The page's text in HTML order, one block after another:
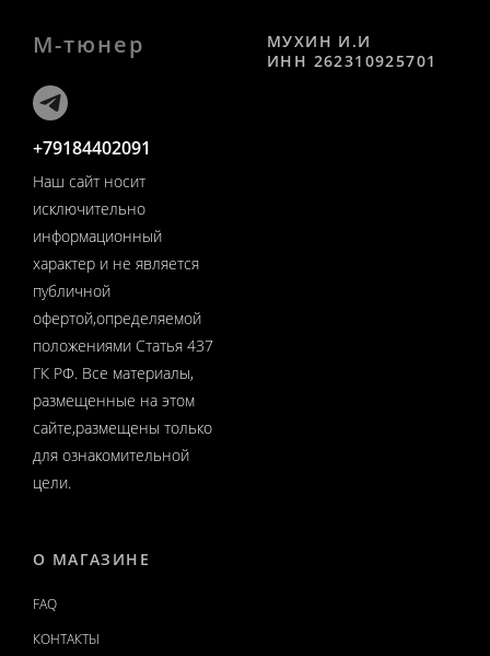
М-тюнер
+79184402091
Наш сайт носит
исключительно
информационный
характер и не является
публичной
офертой,определяемой
положениями Статья 437
ГК РФ. Все материалы,
размещенные на этом
сайте,размещены только
для ознакомительной
цели.
МУХИН И.И
ИНН 262310925701
О МАГАЗИНЕ
FAQ
КОНТАКТЫ